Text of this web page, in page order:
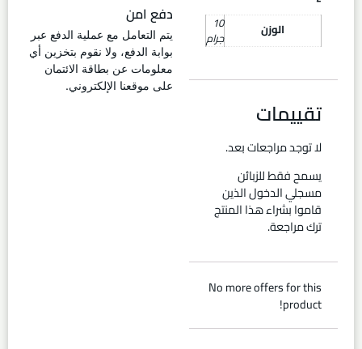
الوزن 10
جرام
تقييمات
لا توجد مراجعات بعد.
يسمح فقط للزبائن
مسجلي الدخول الذين
قاموا بشراء هذا المنتج
ترك مراجعة.
No more offers for this
product!
دفع امن
يتم التعامل مع عملية الدفع عبر
بوابة الدفع، ولا نقوم بتخزين أي
معلومات عن بطاقة الائتمان
على موقعنا الإلكتروني.